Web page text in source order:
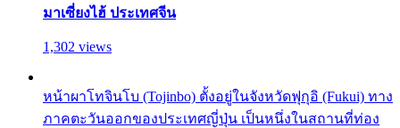
มาเซี่ยงไฮ้ ประเทศจีน
1,302 views
หน้าผาโทจินโบ (Tojinbo) ตั้งอยู่ในจังหวัดฟุกุอิ (Fukui) ทาง
ภาคตะวันออกของประเทศญี่ปุ่น เป็นหนึ่งในสถานที่ท่อง